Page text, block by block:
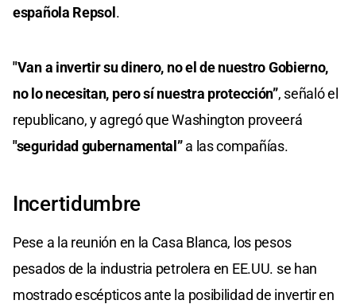
española Repsol.
"Van a invertir su dinero, no el de nuestro Gobierno,
no lo necesitan, pero sí nuestra protección”, señaló el
republicano, y agregó que Washington proveerá
"seguridad gubernamental”a las compañías.
Incertidumbre
Pese a la reunión en la Casa Blanca, los pesos
pesados de la industria petrolera en EE.UU. se han
mostrado escépticos ante la posibilidad de invertir en